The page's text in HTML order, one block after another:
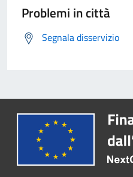
Problemi in città
Segnala disservizio